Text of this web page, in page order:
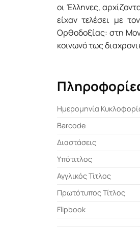
οι Έλληνες,
είχαν τελέσει με
Ορθοδοξίας: στη
κοινωνό τως
Ημερομηνία
Barcode
Διαστάσεις
Υπότιτλος
Αγγλικός Τίτλος
Πρωτότυπος Τίτλος
Flipbook